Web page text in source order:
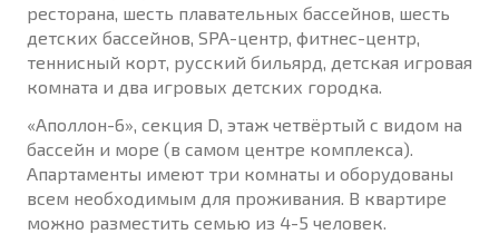
ресторана, шесть плавательных бассейнов, шесть
детских бассейнов, SPA-центр, фитнес-центр,
теннисный корт, русский бильярд, детская игровая
комната и два игровых детских городка.
«Аполлон-6», секция D, этаж четвёртый с видом на
бассейн и море (в самом центре комплекса).
Апартаменты имеют три комнаты и оборудованы
всем необходимым для проживания. В квартире
можно разместить семью из 4-5 человек.